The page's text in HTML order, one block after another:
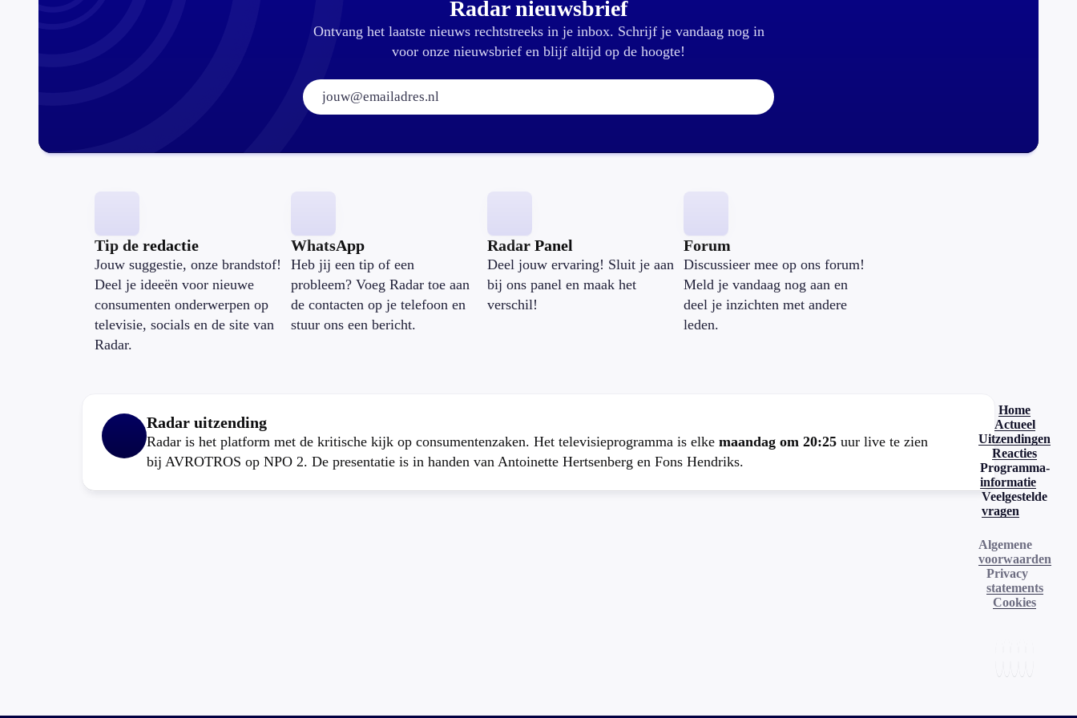
Radar nieuwsbrief
Ontvang het laatste nieuws rechtstreeks in je inbox. Schrijf je vandaag nog in
voor onze nieuwsbrief en blijf altijd op de hoogte!
E-mailadres:
Tip de redactie
Jouw suggestie, onze brandstof!
Deel je ideeën voor nieuwe
consumenten onderwerpen op
televisie, socials en de site van
Radar.
WhatsApp
Heb jij een tip of een
probleem? Voeg Radar toe aan
de contacten op je telefoon en
stuur ons een bericht.
Radar Panel
Deel jouw ervaring! Sluit je aan
bij ons panel en maak het
verschil!
Forum
Discussieer mee op ons forum!
Meld je vandaag nog aan en
deel je inzichten met andere
leden.
Radar uitzending
Radar is het platform met de kritische kijk op consumentenzaken. Het televisieprogramma is elke maandag om 20:25 uur live te zien
bij AVROTROS op NPO 2. De presentatie is in handen van Antoinette Hertsenberg en Fons Hendriks.
Home
Actueel
Uitzendingen
Reacties
Programma-
informatie
Veelgestelde
vragen
Algemene
voorwaarden
Privacy
statements
Cookies